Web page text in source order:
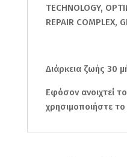
TECHNOLOGY,
REPAIR COMPLEX,
Διάρκεια ζωής 30
Εφόσον ανοιχτεί
χρησιμοποιήστε το